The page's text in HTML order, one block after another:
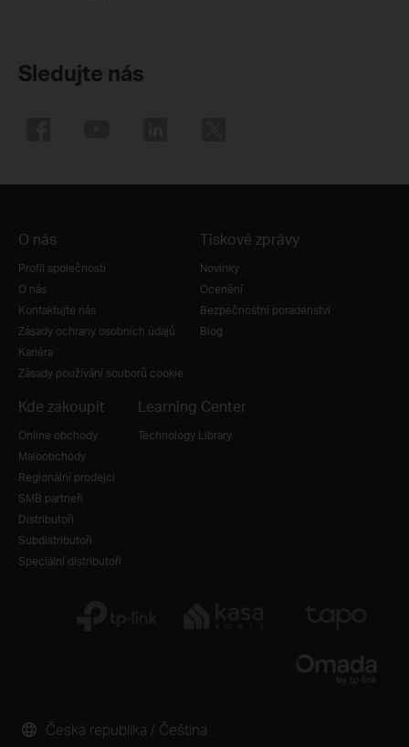
Sledujte nás
O nás
Profil společnosti
O nás
Kontaktujte nás
Zásady ochrany osobních údajů
Kariéra
Zásady používání souborů cookie
Tiskové zprávy
Novinky
Ocenění
Bezpečnostní poradenství
Blog
Kde zakoupit
Online obchody
Maloobchody
Regionální prodejci
SMB partneři
Distributoři
Subdistributoři
Speciální distributoři
Learning Center
Technology Library
Česká republika / Čeština